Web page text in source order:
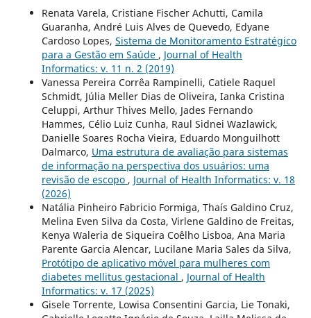
Renata Varela, Cristiane Fischer Achutti, Camila
Guaranha, André Luis Alves de Quevedo, Edyane
Cardoso Lopes, Sistema de Monitoramento Estratégico
para a Gestão em Saúde , Journal of Health
Informatics: v. 11 n. 2 (2019)
Vanessa Pereira Corrêa Rampinelli, Catiele Raquel
Schmidt, Júlia Meller Dias de Oliveira, Ianka Cristina
Celuppi, Arthur Thives Mello, Jades Fernando
Hammes, Célio Luiz Cunha, Raul Sidnei Wazlawick,
Danielle Soares Rocha Vieira, Eduardo Monguilhott
Dalmarco, Uma estrutura de avaliação para sistemas
de informação na perspectiva dos usuários: uma
revisão de escopo , Journal of Health Informatics: v. 18
(2026)
Natália Pinheiro Fabricio Formiga, Thaís Galdino Cruz,
Melina Even Silva da Costa, Virlene Galdino de Freitas,
Kenya Waleria de Siqueira Coêlho Lisboa, Ana Maria
Parente Garcia Alencar, Lucilane Maria Sales da Silva,
Protótipo de aplicativo móvel para mulheres com
diabetes mellitus gestacional , Journal of Health
Informatics: v. 17 (2025)
Gisele Torrente, Lowisa Consentini Garcia, Lie Tonaki,